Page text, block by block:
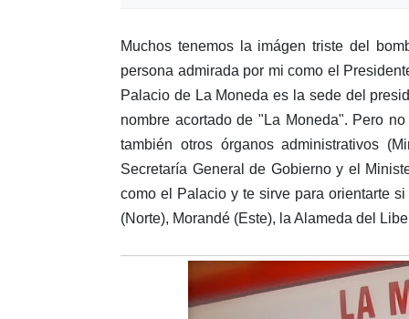
Muchos tenemos la imágen triste del
persona admirada por mi como el
Palacio de La Moneda es la sede del
nombre acortado de "La Moneda". Pero
también otros órganos administrativos
Secretaría General de Gobierno y el
como el Palacio y te sirve para orientarte
(Norte), Morandé (Este), la Alameda del